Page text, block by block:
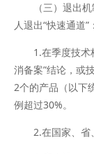
（三）退出
人退出“快速通道”：
1.在季度技术
消备案”结论，或
2个的产品（以下
例超过30%。
2.在国家、省